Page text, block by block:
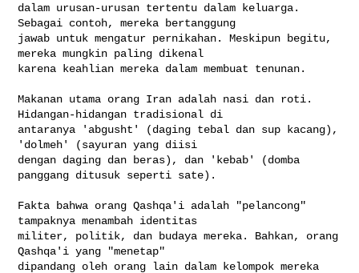
dalam urusan-urusan tertentu dalam keluarga.
Sebagai contoh, mereka bertanggung
jawab untuk mengatur pernikahan. Meskipun begitu,
mereka mungkin paling dikenal
karena keahlian mereka dalam membuat tenunan.
Makanan utama orang Iran adalah nasi dan roti.
Hidangan-hidangan tradisional di
antaranya 'abgusht' (daging tebal dan sup kacang),
'dolmeh' (sayuran yang diisi
dengan daging dan beras), dan 'kebab' (domba
panggang ditusuk seperti sate).
Fakta bahwa orang Qashqa'i adalah "pelancong"
tampaknya menambah identitas
militer, politik, dan budaya mereka. Bahkan, orang
Qashqa'i yang "menetap"
dipandang oleh orang lain dalam kelompok mereka